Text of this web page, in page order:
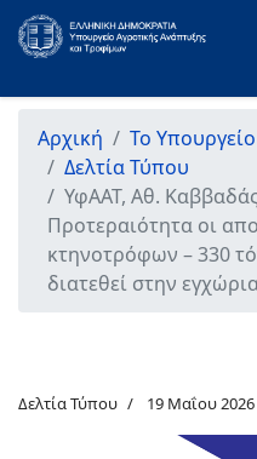
Αρχική Το Υπουργείο
Δελτία Τύπου
ΥφΑΑΤ, Αθ.
Προτεραιότητα οι
κτηνοτρόφων – 330
διατεθεί στην
Δελτία Τύπου 19 Μαΐου 2026